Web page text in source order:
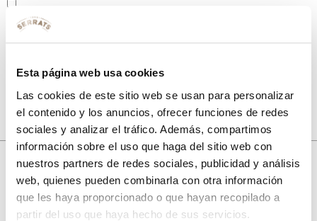
Esta página web usa cookies
Las cookies de este sitio web se usan para personalizar
el contenido y los anuncios, ofrecer funciones de redes
sociales y analizar el tráfico. Además, compartimos
información sobre el uso que haga del sitio web con
nuestros partners de redes sociales, publicidad y análisis
web, quienes pueden combinarla con otra información
que les haya proporcionado o que hayan recopilado a
partir del uso que haya hecho de sus servicios.
Guarda mi nombre, correo electrónico y web en este
navegador para la próxima vez que comente.
10% de descuento
con tu primera compra.